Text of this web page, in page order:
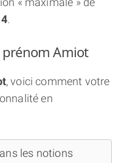
4.
prénom Amiot
, voici comment votre
en
les notions